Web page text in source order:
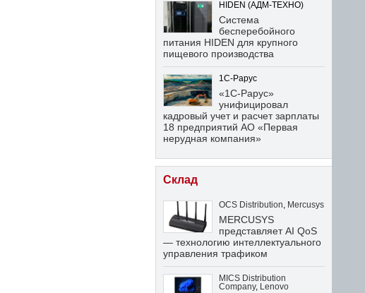
HIDEN (АДМ-ТЕХНО)
Система
бесперебойного
питания HIDEN для крупного
пищевого производства
1С-Рарус
«1С-Рарус»
унифицировал
кадровый учет и расчет зарплаты
18 предприятий АО «Первая
нерудная компания»
Склад
OCS Distribution Mercusys
MERCUSYS
представляет AI QoS
— технологию интеллектуального
управления трафиком
MICS Distribution
Company, Lenovo